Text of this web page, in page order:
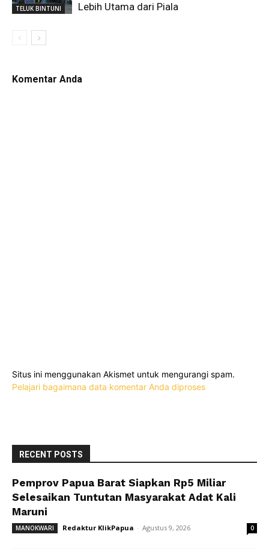
TELUK BINTUNI
Lebih Utama dari Piala
Komentar Anda
Situs ini menggunakan Akismet untuk mengurangi spam.
Pelajari bagaimana data komentar Anda diproses
RECENT POSTS
Pemprov Papua Barat Siapkan Rp5 Miliar
Selesaikan Tuntutan Masyarakat Adat Kali
Maruni
MANOKWARI Redaktur KlikPapua - Agustus 9, 2026 0